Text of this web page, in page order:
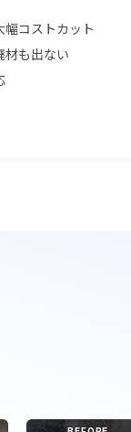
コストカット
材も出ない